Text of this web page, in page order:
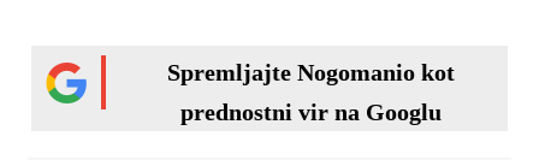
Spremljajte Nogomanio kot
prednostni vir na Googlu